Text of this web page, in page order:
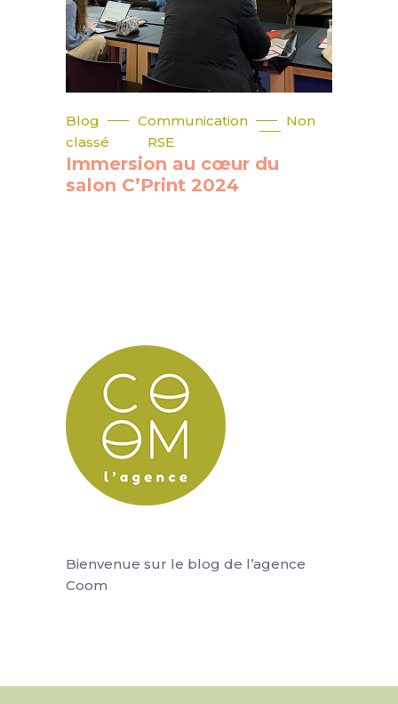
Blog Communication
Non
classé
RSE
Immersion au cœur du
salon C’Print 2024
Bienvenue sur le blog de l’agence
Coom